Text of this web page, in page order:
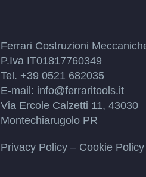
Ferrari Costruzioni
P.Iva IT01817760349
Tel. +39 0521 682035
E-mail: info@ferraritools.it
Via Ercole Calzetti 11, 43030
Montechiarugolo PR
Privacy Policy – Cookie Policy